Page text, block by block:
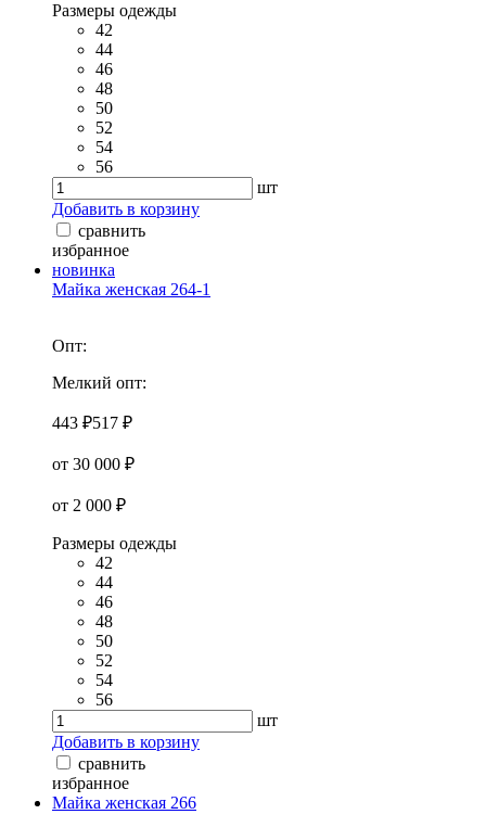
Размеры одежды
42
44
46
48
50
52
54
56
шт
Добавить в корзину
сравнить
избранное
новинка
Майка женская 264-1
Опт:
Мелкий опт:
443 ₽517 ₽
от 30 000 ₽
от 2 000 ₽
Размеры одежды
42
44
46
48
50
52
54
56
шт
Добавить в корзину
сравнить
избранное
Майка женская 266